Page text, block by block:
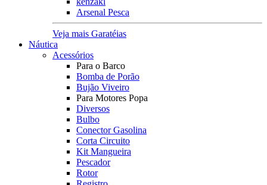
Arsenal Pesca
Veja mais Garatéias
Náutica
Acessórios
Para o Barco
Bomba de Porão
Bujão Viveiro
Para Motores Popa
Diversos
Bulbo
Conector Gasolina
Corta Circuito
Kit Mangueira
Pescador
Rotor